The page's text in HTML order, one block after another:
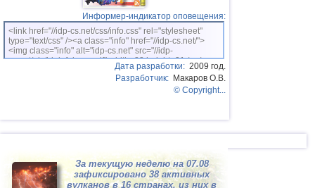
Информер-индикатор оповещения:
<link href="//idp-cs.net/css/info.css" rel="stylesheet"
type="text/css" /><a class="info" href="//idp-cs.net/">
<img class="info" alt="idp-cs.net" src="//idp-
cs.net/pix/idpinfok_sm.gif" width=88 height=31 /></a>
Дата разработки: 2009 год.
Разработчик: Макаров О.В.
© Copyright...
За текущую неделю на 07.08
зафиксировано 38 активных
вулканов в 16 странах, из них в